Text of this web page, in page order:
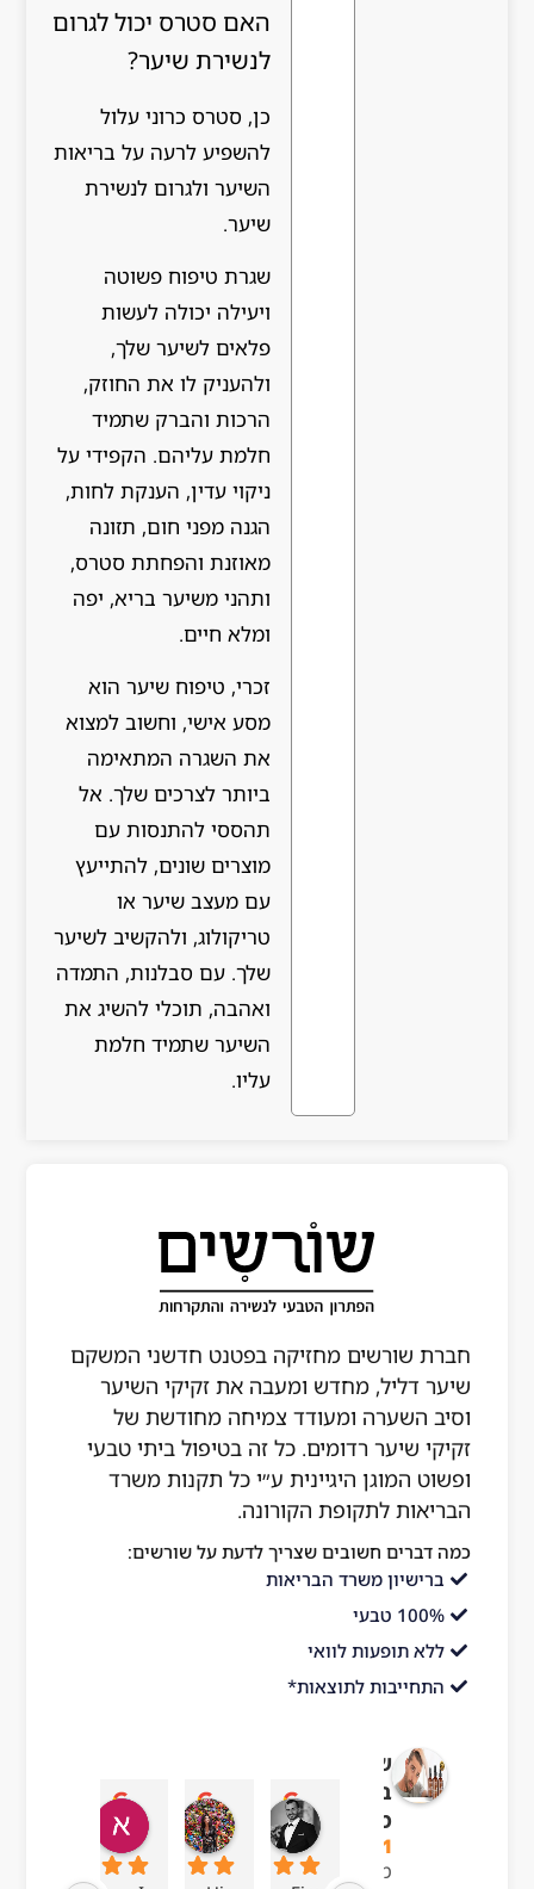
האם סטרס יכול לגרום
לנשירת שיער?
כן, סטרס כרוני עלול
להשפיע לרעה על בריאות
השיער ולגרום לנשירת
שיער.
שגרת טיפוח פשוטה
ויעילה יכולה לעשות
פלאים לשיער שלך,
ולהעניק לו את החוזק,
הרכות והברק שתמיד
חלמת עליהם. הקפידי על
ניקוי עדין, הענקת לחות,
הגנה מפני חום, תזונה
מאוזנת והפחתת סטרס,
ותהני משיער בריא, יפה
ומלא חיים.
זכרי, טיפוח שיער הוא
מסע אישי, וחשוב למצוא
את השגרה המתאימה
ביותר לצרכים שלך. אל
תהססי להתנסות עם
מוצרים שונים, להתייעץ
עם מעצב שיער או
טריקולוג, ולהקשיב לשיער
שלך. עם סבלנות, התמדה
ואהבה, תוכלי להשיג את
השיער שתמיד חלמת
עליו.
חברת שורשים מחזיקה בפטנט חדשני המשקם
שיער דליל, מחדש ומעבה את זקיקי השיער
וסיב השערה ומעודד צמיחה מחודשת של
זקיקי שיער רדומים. כל זה בטיפול ביתי טבעי
ופשוט המוגן היגיינית ע״י כל תקנות משרד
הבריאות לתקופת הקורונה.
כמה דברים חשובים שצריך לדעת על שורשים:
ברישיון משרד הבריאות
100% טבעי
ללא תופעות לוואי
התחייבות לתוצאות*
שורשים
בריאות
4.1
מבוסס
עדן בן עזרא
13:57 01 Oct 23
adi ben hamo
04:54 22 Sep 23